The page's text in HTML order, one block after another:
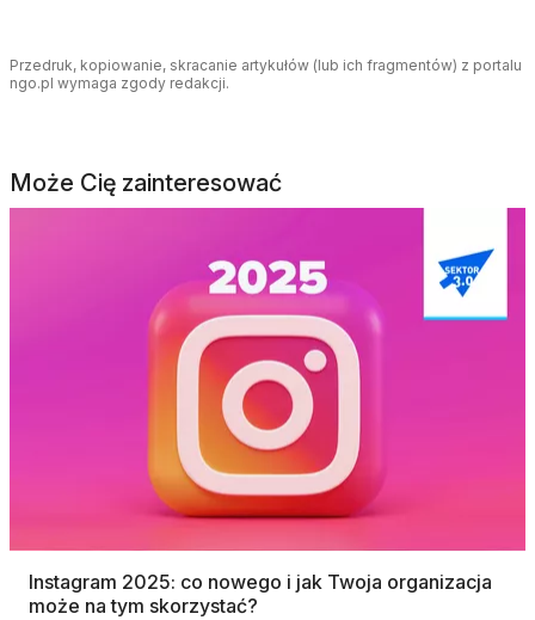
Przedruk, kopiowanie, skracanie artykułów (lub ich fragmentów) z portalu
ngo.pl wymaga zgody redakcji.
Może Cię zainteresować
Instagram 2025: co nowego i jak Twoja organizacja
może na tym skorzystać?